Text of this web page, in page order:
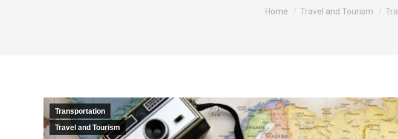
You are here:
Home Travel and Tourism
Transportation
Travel and Tourism